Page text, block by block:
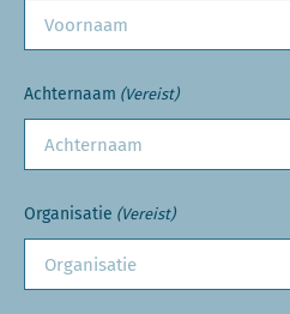
Achternaam (Vereist)
Organisatie (Vereist)